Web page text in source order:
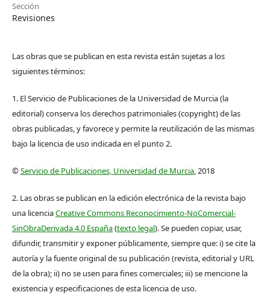
Sección
Revisiones
Las obras que se publican en esta revista están sujetas a los
siguientes términos:
1. El Servicio de Publicaciones de la Universidad de Murcia (la
editorial) conserva los derechos patrimoniales (copyright) de las
obras publicadas, y favorece y permite la reutilización de las mismas
bajo la licencia de uso indicada en el punto 2.
©Servicio de Publicaciones, Universidad de Murcia, 2018
2. Las obras se publican en la edición electrónica de la revista bajo
una licenciaCreative Commons Reconocimiento-NoComercial-
SinObraDerivada 4.0 España(texto legal). Se pueden copiar, usar,
difundir, transmitir y exponer públicamente, siempre que: i) se cite la
autoría y la fuente original de su publicación (revista, editorial y URL
de la obra); ii) no se usen para fines comerciales; iii) se mencione la
existencia y especificaciones de esta licencia de uso.